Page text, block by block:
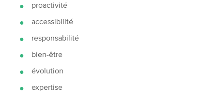
proactivité
accessibilité
responsabilité
bien-être
évolution
expertise